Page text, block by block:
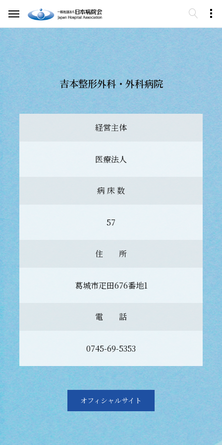
吉本整形外科・外科病院
経営主体
医療法人
病 床 数
57
住 所
葛城市疋田676番地1
電 話
0745-69-5353
オフィシャルサイト